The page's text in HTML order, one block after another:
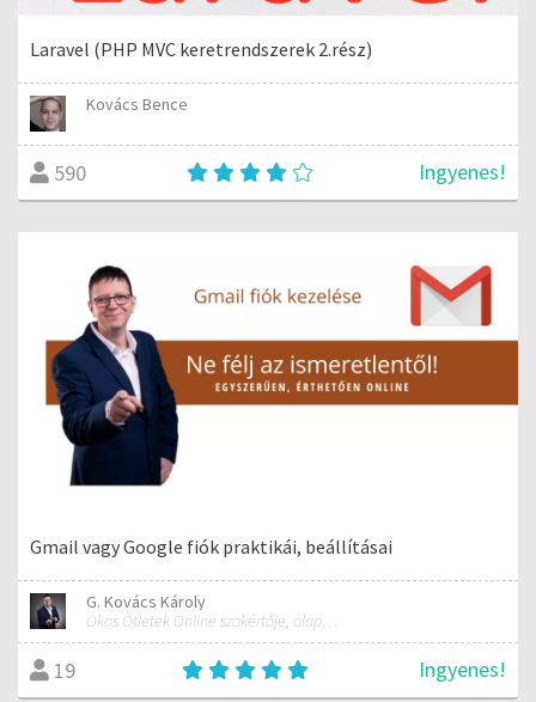
Laravel (PHP MVC keretrendszerek 2.rész)
Kovács Bence
590 Ingyenes!
Gmail vagy Google fiók praktikái, beállításai
G. Kovács Károly
Okos Ötletek Online szakértője, alapítója
19 Ingyenes!